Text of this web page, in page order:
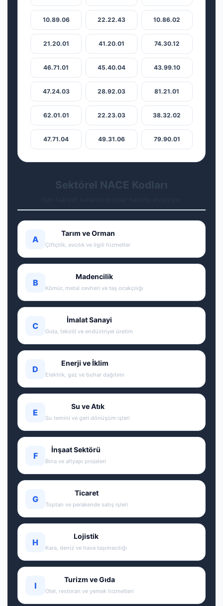
10.89.06 22.22.43 10.86.02
21.20.01 41.20.01 74.30.12
46.71.01 45.40.04 43.99.10
47.24.03 28.92.03 81.21.01
62.01.01 22.23.03 38.32.02
47.71.04 49.31.06 79.90.01
Sektörel NACE Kodları
A
Tarım ve Orman
Çiftçilik, avcılık ve ilgili hizmetler
B
Madencilik
Kömür, metal cevheri ve taş ocakçılığı
C
İmalat Sanayi
Gıda, tekstil ve endüstriyel üretim
D
Enerji ve İklim
Elektrik, gaz ve buhar dağıtımı
E
Su ve Atık
Su temini ve geri dönüşüm işleri
F
İnşaat Sektörü
Bina ve altyapı projeleri
G
Ticaret
Toptan ve perakende satış işleri
H
Lojistik
Kara, deniz ve hava taşımacılığı
I
Turizm ve Gıda
Otel, restoran ve yemek hizmetleri